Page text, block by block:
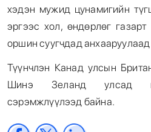
хэдэн мужид цунамигийн
эргээс хол, өндөрлөг
оршин суугчдад
Түүнчлэн Канад улсын
Шинэ Зеланд улсад
сэрэмжлүүлээд байна.